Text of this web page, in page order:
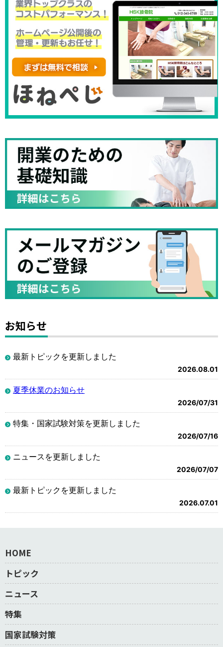
お知らせ
最新トピックを更新しました
2026.08.01
夏季休業のお知らせ
2026/07/31
特集・国家試験対策を更新しました
2026/07/16
ニュースを更新しました
2026/07/07
最新トピックを更新しました
2026.07.01
HOME
トピック
ニュース
特集
国家試験対策